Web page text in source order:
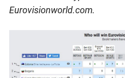
Eurovisionworld.com.